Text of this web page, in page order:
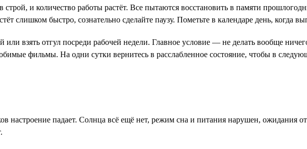
и количество работы растёт. Все пытаются восстановить в памяти
слишком быстро, сознательно сделайте паузу. Пометьте в календаре день, когда
взять отгул посреди рабочей недели. Главное условие — не делать вообще
фильмы. На одни сутки вернитесь в расслабленное состояние, чтобы в
падает. Солнца всё ещё нет, режим сна и питания нарушен, ожидания от